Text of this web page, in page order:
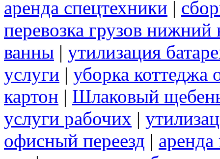
аренда спецтехники |
перевозка грузов нижний
ванны | утилизация
услуги | уборка коттеджа
картон | Шлаковый
услуги рабочих |
офисный переезд | аренда